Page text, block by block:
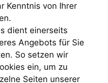
Kenntnis von Ihrer
dient einerseits
Angebots für Sie
So setzen wir
ein, um zu
Seiten unserer